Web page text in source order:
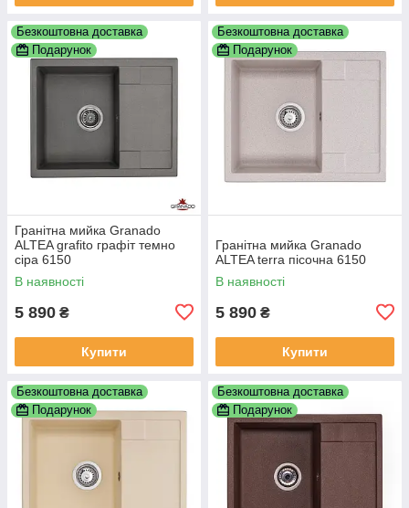
Безкоштовна доставка
Подарунок
Гранітна мийка Granado
ALTEA grafito графіт темно
сіра 6150
В наявності
5 890 ₴
Купити
Безкоштовна доставка
Подарунок
Гранітна мийка Granado
ALTEA terra пісочна 6150
В наявності
5 890 ₴
Купити
Безкоштовна доставка
Подарунок
Безкоштовна доставка
Подарунок